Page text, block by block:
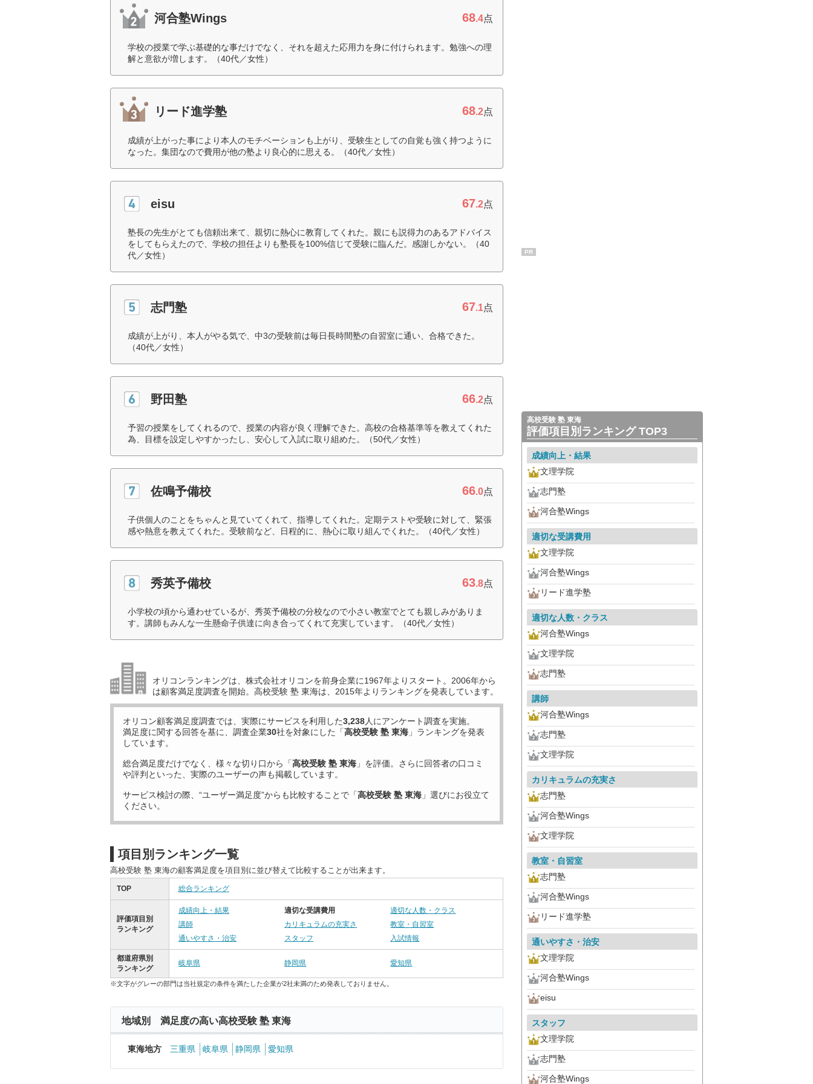
河合塾Wings 68.4点
学校の授業で学ぶ基礎的な事だけでなく、それを超えた応用力を身に付けられます。勉強への理
解と意欲が増します。（40代／女性）
リード進学塾 68.2点
成績が上がった事により本人のモチベーションも上がり、受験生としての自覚も強く持つように
なった。集団なので費用が他の塾より良心的に思える。（40代／女性）
eisu 67.2点
塾長の先生がとても信頼出来て、親切に熱心に教育してくれた。親にも説得力のあるアドバイス
をしてもらえたので、学校の担任よりも塾長を100%信じて受験に臨んだ。感謝しかない。（40
代／女性）
志門塾 67.1点
成績が上がり、本人がやる気で、中3の受験前は毎日長時間塾の自習室に通い、合格できた。
（40代／女性）
野田塾 66.2点
予習の授業をしてくれるので、授業の内容が良く理解できた。高校の合格基準等を教えてくれた
為、目標を設定しやすかったし、安心して入試に取り組めた。（50代／女性）
佐鳴予備校 66.0点
子供個人のことをちゃんと見ていてくれて、指導してくれた。定期テストや受験に対して、緊張
感や熱意を教えてくれた。受験前など、日程的に、熱心に取り組んでくれた。（40代／女性）
秀英予備校 63.8点
小学校の頃から通わせているが、秀英予備校の分校なので小さい教室でとても親しみがありま
す。講師もみんな一生懸命子供達に向き合ってくれて充実しています。（40代／女性）
オリコンランキングは、株式会社オリコンを前身企業に1967年よりスタート。2006年から
は顧客満足度調査を開始。高校受験 塾 東海は、2015年よりランキングを発表しています。
オリコン顧客満足度調査では、実際にサービスを利用した3,238人にアンケート調査を実施。
満足度に関する回答を基に、調査企業30社を対象にした「高校受験 塾 東海 」ランキングを発表
しています。
総合満足度だけでなく、様々な切り口から「高校受験 塾 東海 」を評価。さらに回答者の口コミ
や評判といった、実際のユーザーの声も掲載しています。
サービス検討の際、“ユーザー満足度”からも比較することで「高校受験 塾 東海 」選びにお役立て
ください。
項目別ランキング一覧
高校受験 塾 東海の顧客満足度を項目別に並び替えて比較することが出来ます。
TOP 総合ランキング
評価項目別
ランキング
成績向上・結果 適切な受講費用
適切な人数・クラス
講師
カリキュラムの充実さ
教室・自習室
通いやすさ・治安
スタッフ 入試情報
都道府県別
ランキング
岐阜県 静岡県 愛知県
※文字がグレーの部門は当社規定の条件を満たした企業が2社未満のため発表しておりません。
地域別 満足度の高い高校受験 塾 東海
東海地方 三重県 岐阜県 静岡県 愛知県
PR
高校受験 塾 東海
評価項目別ランキング TOP3
成績向上・結果
文理学院
志門塾
河合塾Wings
適切な受講費用
文理学院
河合塾Wings
リード進学塾
適切な人数・クラス
河合塾Wings
文理学院
志門塾
講師
河合塾Wings
志門塾
文理学院
カリキュラムの充実さ
志門塾
河合塾Wings
文理学院
教室・自習室
志門塾
河合塾Wings
リード進学塾
通いやすさ・治安
文理学院
河合塾Wings
eisu
スタッフ
文理学院
志門塾
河合塾Wings